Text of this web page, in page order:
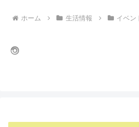
ホーム 生活情報 イベン